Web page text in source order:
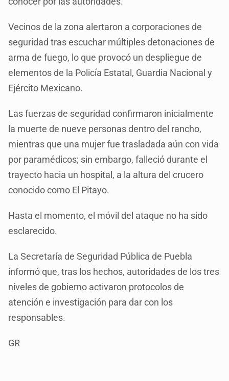
Vecinos de la zona alertaron a corporaciones de
seguridad tras escuchar múltiples detonaciones de
arma de fuego, lo que provocó un despliegue de
elementos de la Policía Estatal, Guardia Nacional y
Ejército Mexicano.
Las fuerzas de seguridad confirmaron inicialmente
la muerte de nueve personas dentro del rancho,
mientras que una mujer fue trasladada aún con vida
por paramédicos; sin embargo, falleció durante el
trayecto hacia un hospital, a la altura del crucero
conocido como El Pitayo.
Hasta el momento, el móvil del ataque no ha sido
esclarecido.
La Secretaría de Seguridad Pública de Puebla
informó que, tras los hechos, autoridades de los tres
niveles de gobierno activaron protocolos de
atención e investigación para dar con los
responsables.
GR